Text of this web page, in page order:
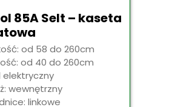
85A Selt – kaseta
od 58 do 260cm
od 40 do 260cm
elektryczny
wewnętrzny
linkowe